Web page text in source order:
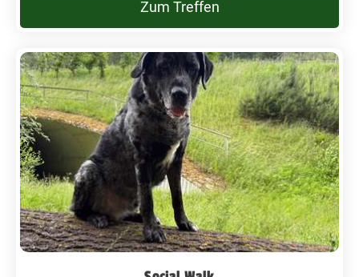
Zum Treffen